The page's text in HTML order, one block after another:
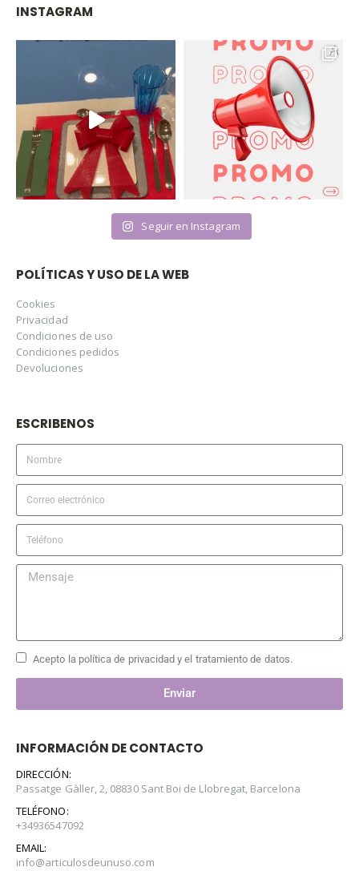
INSTAGRAM
Seguir en Instagram
POLÍTICAS Y USO DE LA WEB
Cookies
Privacidad
Condiciones de uso
Condiciones pedidos
Devoluciones
ESCRIBENOS
Acepto la política de privacidad y el tratamiento de datos.
Enviar
INFORMACIÓN DE CONTACTO
DIRECCIÓN:
Passatge Gàller, 2, 08830 Sant Boi de Llobregat, Barcelona
TELÉFONO:
+34936547092
EMAIL:
info@articulosdeunuso.com